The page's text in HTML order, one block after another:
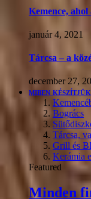
Kemence,
január 4, 2021
Tárcsa – a
december 27,
MIBEN KÉSZÍTJÜK
Bogrács
Tárcsa,
Grill és
Kerámia
Featured
Minden